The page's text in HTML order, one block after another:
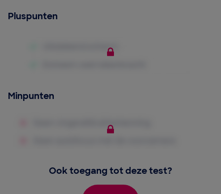
Pluspunten
Minpunten
Ook toegang tot deze test?